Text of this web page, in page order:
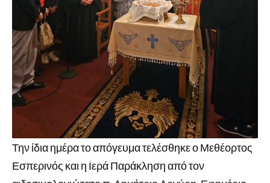
Την ίδια ημέρα το απόγευμα τελέσθηκε ο Μεθέορτος
Εσπερινός και η Ιερά Παράκληση από τον